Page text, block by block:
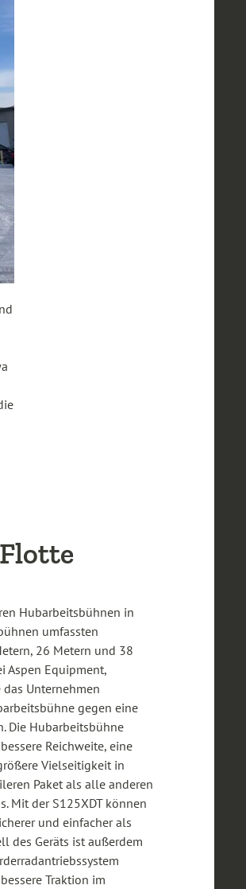
Hubarbeitsbühnen in
umfassten
26 Metern und 38
Aspen Equipment,
Unternehmen
gegen eine
Die Hubarbeitsbühne
Reichweite, eine
Vielseitigkeit in
Paket als alle anderen
Mit der S125XDT können
und einfacher als
des Geräts ist außerdem
Traktion im